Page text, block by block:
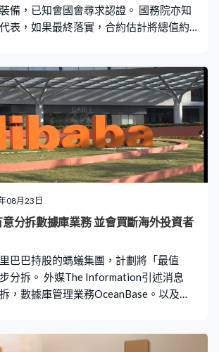
備，已知會國會尋求認證。 國務院亦知
表，如果最終落實，合約估計將總值約5
可讓台方維持區內的政治穩定、軍事平
務院又透露主要承判企業是洛歇馬丁，
對台售武等遭大陸制裁，北京亦一再表
台售武。
08月23日
分拆數據庫業務 並會買斷海外投資者
巴巴持股的螞蟻集團，計劃將「最值
分拆。 外媒The Information引述消息
，數據庫管理業務OceanBase。以及買
除了支援螞蟻和阿里巴巴，旗下各種項